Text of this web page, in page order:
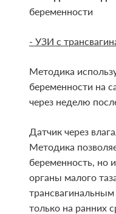
беременности
- УЗИ с
Методика
беременности на
через неделю
Датчик через
Методика
беременность, но
органы малого
только на ранних